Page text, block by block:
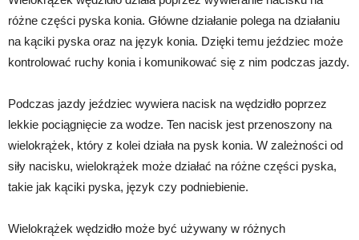
różne części pyska konia. Główne działanie polega na działaniu
na kąciki pyska oraz na język konia. Dzięki temu jeździec może
kontrolować ruchy konia i komunikować się z nim podczas jazdy.
Podczas jazdy jeździec wywiera nacisk na wędzidło poprzez
lekkie pociągnięcie za wodze. Ten nacisk jest przenoszony na
wielokrążek, który z kolei działa na pysk konia. W zależności od
siły nacisku, wielokrążek może działać na różne części pyska,
takie jak kąciki pyska, język czy podniebienie.
Wielokrążek wędzidło może być używany w różnych